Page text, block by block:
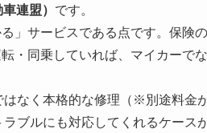
連盟） です。
」サービスである点です。保険
・同乗していれば、マイカーで
はなく本格的な修理（※別途料金
ブルにも対応してくれるケー